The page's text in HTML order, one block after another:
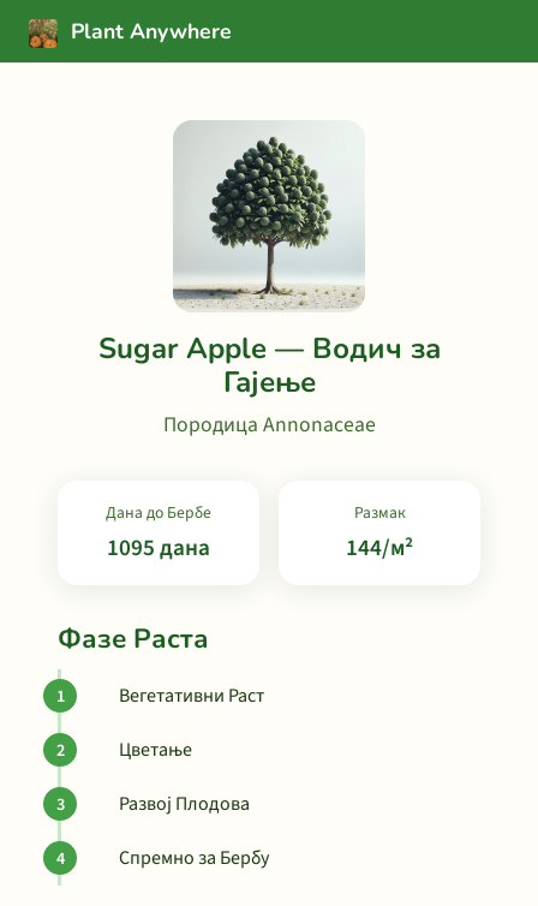
Plant Anywhere
Sugar Apple — Водич за
Гајење
Породица Annonaceae
Дана до Бербе
1095 дана
Размак
144/м²
Фазе Раста
Вегетативни Раст
Цветање
Развој Плодова
Спремно за Бербу